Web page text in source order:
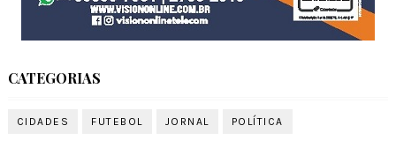
CATEGORIAS
CIDADES FUTEBOL JORNAL POLÍTICA